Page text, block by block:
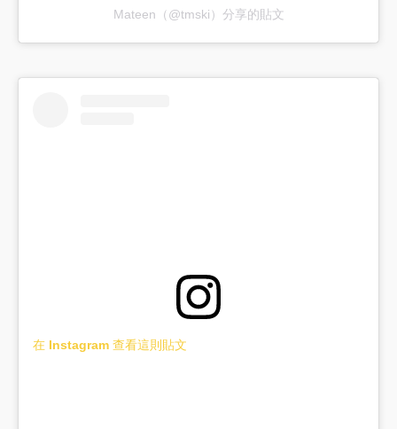
Mateen（@tmski）分享的貼文
在 Instagram 查看這則貼文